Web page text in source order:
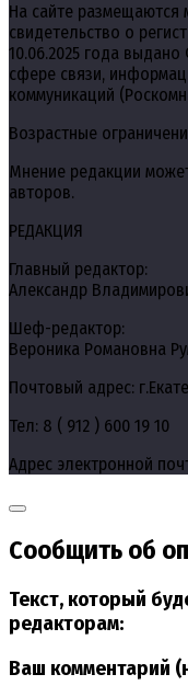
На сайте размещаются
свидетельство о
10.06.2025 года
сфере связи,
коммуникаций
Возрастные
Мнение редакции
авторов.
РЕДАКЦИЯ
Главный редактор:
Александр
Шеф-редактор:
Вероника Романовна
Почтовый адрес:
Тел: 8 ( 912 ) 600 19 10
Адрес электронной
Сообщить об
Текст, который
редакторам:
Ваш комментарий